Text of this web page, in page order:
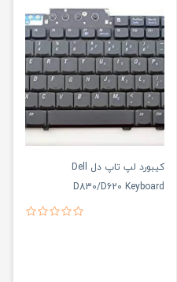
کیبورد لپ تاپ دل Dell
D830/D620 Keyboard